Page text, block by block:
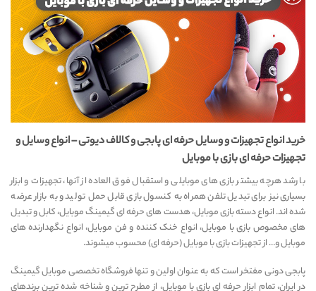
خرید انواع تجهیزات و وسایل حرفه ای پابجی و کالاف دیوتی – انواع وسایل و
تجهیزات حرفه ای بازی با موبایل
با رشد هرچه بیشتر بازی های موبایلی و استقبال فوق العاده از آنها، تجهیزات و ابزار
بسیاری نیز برای تبدیل تلفن همراه به کنسول بازی قابل حمل تولید و به بازار عرضه
شده اند. انواع دسته بازی موبایل، هدست های حرفه ای گیمینگ موبایل، کابل و تبدیل
های مخصوص بازی با موبایل، انواع خنک کننده و فن موبایل، انواع نگهدارنده های
موبایل و… از تجهیزات بازی با موبایل (حرفه ای) محسوب میشوند.
پابجی دونی مفتخر است که به عنوان اولین و تنها فروشگاه تخصصی موبایل گیمینگ
در ایران، تمام ابزار حرفه ای بازی با موبایل، از مطرح ترین و شناخه شده ترین برندهای